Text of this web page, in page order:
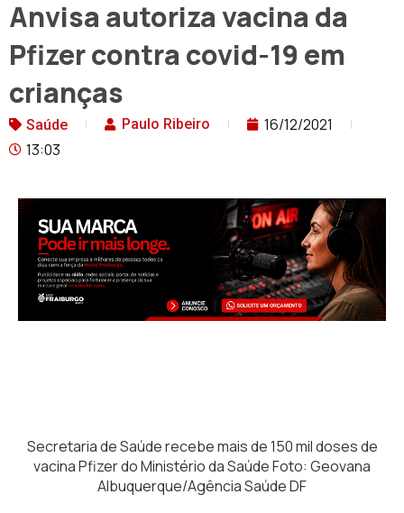
Anvisa autoriza vacina da
Pfizer contra covid-19 em
crianças
Saúde Paulo Ribeiro
16/12/2021
13:03
Secretaria de Saúde recebe mais de 150 mil doses de
vacina Pfizer do Ministério da Saúde Foto: Geovana
Albuquerque/Agência Saúde DF